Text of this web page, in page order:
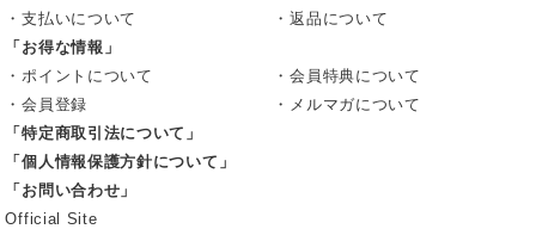
・支払いについて
・返品について
「お得な情報」
・ポイントについて
・会員特典について
・会員登録
・メルマガについて
「特定商取引法について」
「個人情報保護方針について」
「お問い合わせ」
Official Site